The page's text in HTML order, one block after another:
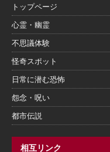
トップページ
心霊・幽霊
不思議体験
怪奇スポット
日常に潜む恐怖
怨念・呪い
都市伝説
相互リンク